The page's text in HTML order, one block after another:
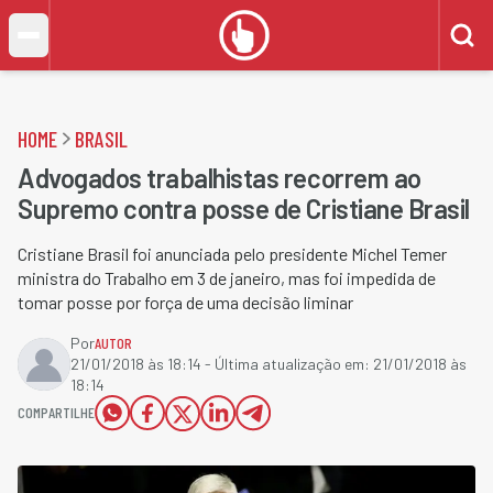
HOME BRASIL
Advogados trabalhistas recorrem ao
Supremo contra posse de Cristiane Brasil
Cristiane Brasil foi anunciada pelo presidente Michel Temer
ministra do Trabalho em 3 de janeiro, mas foi impedida de
tomar posse por força de uma decisão liminar
PorAUTOR
21/01/2018 às 18:14 - Última atualização em: 21/01/2018 às
18:14
COMPARTILHE